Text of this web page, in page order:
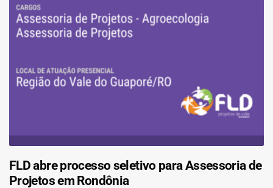
FLD abre processo seletivo para Assessoria de
Projetos em Rondônia